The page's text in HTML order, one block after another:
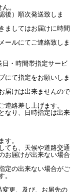
。
後）順次発送致しま
ましてはお届けに時間
ールにてご連絡致しま
・時間帯指定サービ
にて指定をお願いしま
届けは出来ませんので
絡差し上げます。
なり、日時指定は出来
す。
ても、天候や道路交通
お届けが出来ない場合
定の出来ない場合がご
。
更、及び、お届先の